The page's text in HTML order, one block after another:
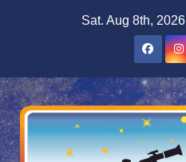
Sat. Aug 8th, 2026